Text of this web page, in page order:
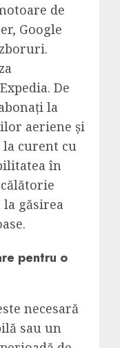
de
Google
De
la
aeriene și
curent cu
în
la găsirea
pentru o
necesară
sau un